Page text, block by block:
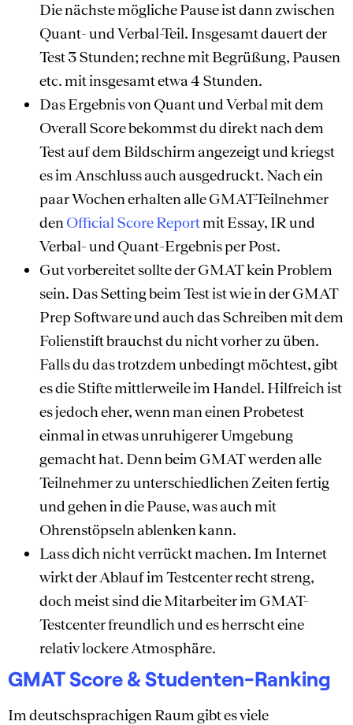
Die nächste mögliche Pause ist dann zwischen
Quant- und Verbal-Teil. Insgesamt dauert der
Test 3 Stunden; rechne mit Begrüßung, Pausen
etc. mit insgesamt etwa 4 Stunden.
Das Ergebnis von Quant und Verbal mit dem
Overall Score bekommst du direkt nach dem
Test auf dem Bildschirm angezeigt und kriegst
es im Anschluss auch ausgedruckt. Nach ein
paar Wochen erhalten alle GMAT-Teilnehmer
denOfficial Score Reportmit Essay, IR und
Verbal- und Quant-Ergebnis per Post.
Gut vorbereitet sollte der GMAT kein Problem
sein. Das Setting beim Test ist wie in der GMAT
Prep Software und auch das Schreiben mit dem
Folienstift brauchst du nicht vorher zu üben.
Falls du das trotzdem unbedingt möchtest, gibt
es die Stifte mittlerweile im Handel. Hilfreich ist
es jedoch eher, wenn man einen Probetest
einmal in etwas unruhigerer Umgebung
gemacht hat. Denn beim GMAT werden alle
Teilnehmer zu unterschiedlichen Zeiten fertig
und gehen in die Pause, was auch mit
Ohrenstöpseln ablenken kann.
Lass dich nicht verrückt machen. Im Internet
wirkt der Ablauf im Testcenter recht streng,
doch meist sind die Mitarbeiter im GMAT-
Testcenter freundlich und es herrscht eine
relativ lockere Atmosphäre.
GMAT Score & Studenten-Ranking
Im deutschsprachigen Raum gibt es viele